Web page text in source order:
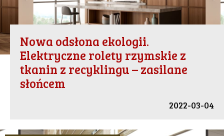
Nowa odsłona ekologii.
Elektryczne rolety rzymskie z
tkanin z recyklingu – zasilane
słońcem
2022-03-04